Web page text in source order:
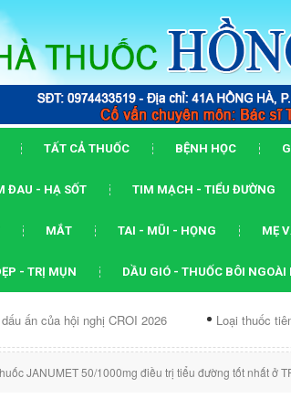
TẤT CẢ THUỐC BỆNH HỌC
ĐAU - HẠ SỐT TIM MẠCH - TIỂU ĐƯỜNG
MẮT TAI - MŨI - HỌNG MẸ
- TRỊ MỤN DẦU GIÓ - THUỐC BÔI NGOÀI
nghị CROI 2026 Loại thuốc tiêm mới có
JANUMET 50/1000mg điều trị tiểu đường tốt nhất ở